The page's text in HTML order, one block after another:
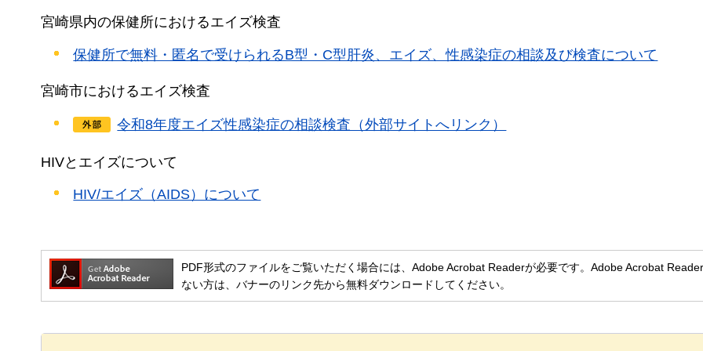
宮崎県内の保健所におけるエイズ検査
保健所で無料・匿名で受けられるB型・C型肝炎、エイズ、性感染症の相談及び検査について
宮崎市におけるエイズ検査
令和8年度エイズ性感染症の相談検査（外部サイトへリンク）
HIVとエイズについて
HIV/エイズ（AIDS）について
PDF形式のファイルをご覧いただく場合には、Adobe Acrobat Readerが必要です。Adobe Acrobat
ない方は、バナーのリンク先から無料ダウンロードしてください。